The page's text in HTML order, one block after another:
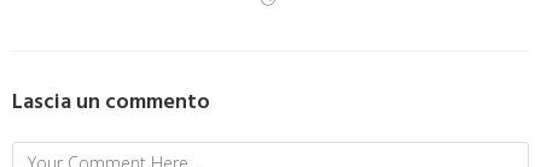
Lascia un commento